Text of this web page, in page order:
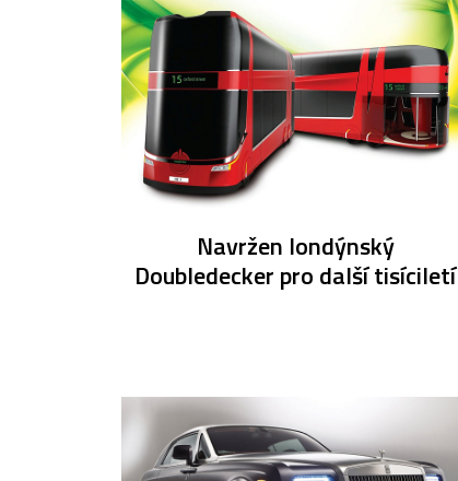
Navržen londýnský
Doubledecker pro další tisíciletí